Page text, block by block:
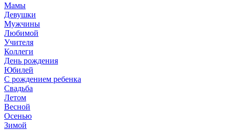
Мамы
Девушки
Мужчины
Любимой
Учителя
Коллеги
День рождения
Юбилей
С рождением ребенка
Свадьба
Летом
Весной
Осенью
Зимой